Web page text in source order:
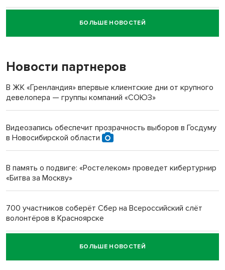
Новосибирский суд наказал водителя за смерть
пенсионерки на вокзале
«Мы живём на пастбище!»: в новосибирском селе лошади
терроризируют жителей
Инвалид получил условный срок за избиение врачей
Новосибирский преподаватель с женой вошли в топ-16
Обновлённое отделение ВТБ открылось в Искитиме
БОЛЬШЕ НОВОСТЕЙ
Новости партнеров
В ЖК «Гренландия» впервые клиентские дни от крупного
девелопера — группы компаний «СОЮЗ»
Видеозапись обеспечит прозрачность выборов в Госдуму
в Новосибирской области
В память о подвиге: «Ростелеком» проведет кибертурнир
«Битва за Москву»
700 участников соберёт Сбер на Всероссийский слёт
волонтёров в Красноярске
Честный выбор: видеонаблюдение обеспечит
объективность результатов ЕДГ в Новосибирской
БОЛЬШЕ НОВОСТЕЙ